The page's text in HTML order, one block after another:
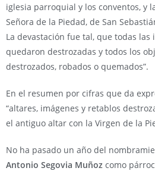
iglesia parroquial y los conventos, y
Señora de la Piedad, de San
La devastación fue tal, que todas las
quedaron destrozadas y todos los
destrozados, robados o quemados”.
En el resumen por cifras que da
“altares, imágenes y retablos
el antiguo altar con la Virgen de la
No ha pasado un año del
Antonio Segovia Muñoz como